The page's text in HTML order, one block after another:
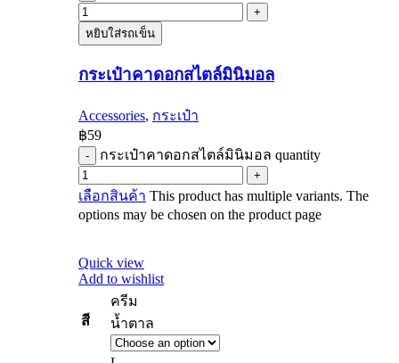
หยิบใส่รถเข็น
กระเป๋าคาดอกสไตล์มินิมอล
Accessories, กระเป๋า
฿59
กระเป๋าคาดอกสไตล์มินิมอล quantity
เลือกสินค้า This product has multiple variants. The
options may be chosen on the product page
Quick view
Add to wishlist
สี
ครีม
น้ำตาล